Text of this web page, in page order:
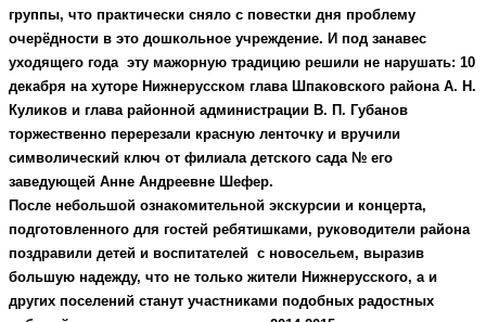
группы, что практически сняло с повестки дня проблему
очерёдности в это дошкольное учреждение. И под занавес
уходящего года эту мажорную традицию решили не нарушать: 10
декабря на хуторе Нижнерусском глава Шпаковского района А. Н.
Куликов и глава районной администрации В. П. Губанов
торжественно перерезали красную ленточку и вручили
символический ключ от филиала детского сада № его
заведующей Анне Андреевне Шефер.
После небольшой ознакомительной экскурсии и концерта,
подготовленного для гостей ребятишками, руководители района
поздравили детей и воспитателей с новосельем, выразив
большую надежду, что не только жители Нижнерусского, а и
других поселений станут участниками подобных радостных